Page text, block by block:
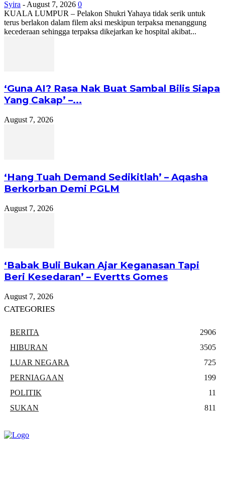
Syira - August 7, 2026 0
KUALA LUMPUR – Pelakon Shukri Yahaya tidak serik untuk
terus berlakon dalam filem aksi meskipun terpaksa menanggung
kecederaan sehingga terpaksa dikejarkan ke hospital akibat...
‘Guna AI? Rasa Nak Buat Sambal Bilis Siapa
Yang Cakap’ –...
August 7, 2026
‘Hang Tuah Demand Sedikitlah’ – Aqasha
Berkorban Demi PGLM
August 7, 2026
‘Babak Buli Bukan Ajar Keganasan Tapi
Beri Kesedaran’ – Evertts Gomes
August 7, 2026
CATEGORIES
BERITA
2906
HIBURAN
3505
LUAR NEGARA
725
PERNIAGAAN
199
POLITIK
11
SUKAN
811